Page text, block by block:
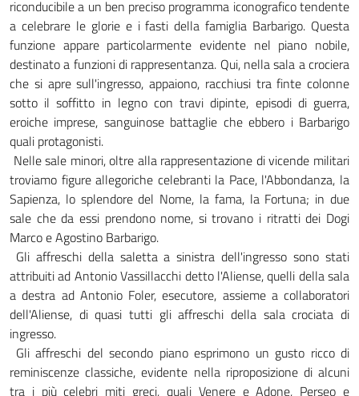
riconducibile a un ben preciso programma iconografico tendente
a celebrare le glorie e i fasti della famiglia Barbarigo. Questa
funzione appare particolarmente evidente nel piano nobile,
destinato a funzioni di rappresentanza. Qui, nella sala a crociera
che si apre sull'ingresso, appaiono, racchiusi tra finte colonne
sotto il soffitto in legno con travi dipinte, episodi di guerra,
eroiche imprese, sanguinose battaglie che ebbero i Barbarigo
quali protagonisti.
Nelle sale minori, oltre alla rappresentazione di vicende militari
troviamo figure allegoriche celebranti la Pace, l'Abbondanza, la
Sapienza, lo splendore del Nome, la fama, la Fortuna; in due
sale che da essi prendono nome, si trovano i ritratti dei Dogi
Marco e Agostino Barbarigo.
Gli affreschi della saletta a sinistra dell'ingresso sono stati
attribuiti ad Antonio Vassillacchi detto l'Aliense, quelli della sala
a destra ad Antonio Foler, esecutore, assieme a collaboratori
dell'Aliense, di quasi tutti gli affreschi della sala crociata di
ingresso.
Gli affreschi del secondo piano esprimono un gusto ricco di
reminiscenze classiche, evidente nella riproposizione di alcuni
tra i più celebri miti greci, quali Venere e Adone, Perseo e